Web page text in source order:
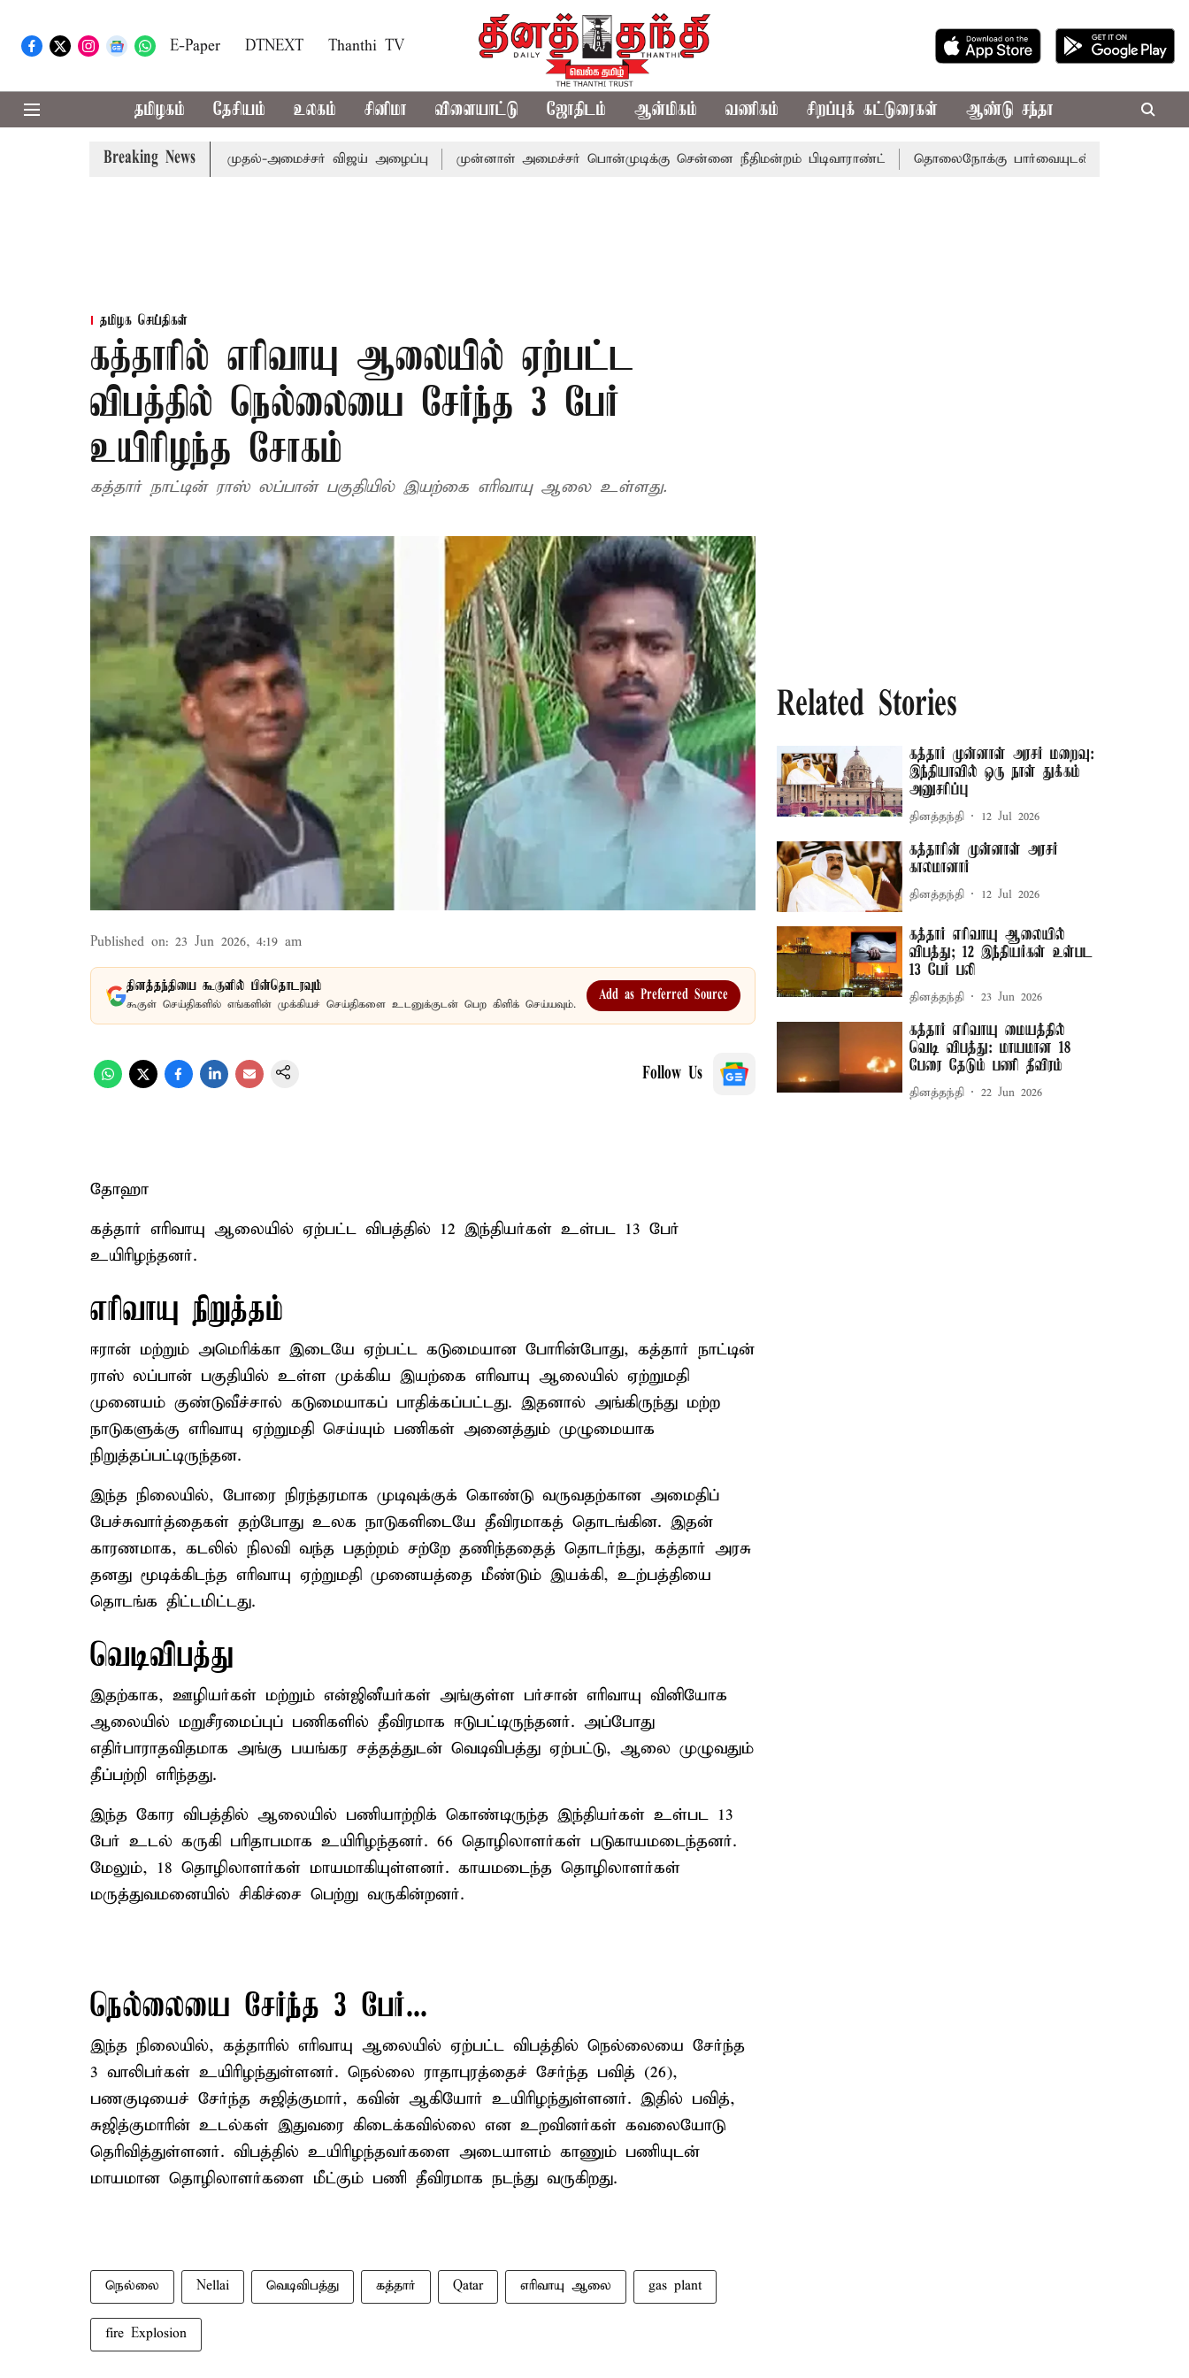
E-Paper DTNEXT Thanthi TV
தமிழகம் தேசியம் உலகம் சினிமா விளையாட்டு ஜோதிடம் ஆன்மிகம் வணிகம் சிறப்புக் கட்டுரைகள் ஆண்டு சந்தா
Breaking News
எம்.பி.க்கள் கூட்டத்துக்கு முதல்-அமைச்சர் விஜய் அழைப்பு முன்னாள் அமைச்சர் பொன்முடிக்கு சென்னை நீதிமன்றம் பிடிவாராண்ட் தொலைநோக்கு பார்வையுடன் கூடிய வேளாண்
தமிழக செய்திகள்
கத்தாரில் எரிவாயு ஆலையில் ஏற்பட்ட
விபத்தில் நெல்லையை சேர்ந்த 3 பேர்
உயிரிழந்த சோகம்
கத்தார் நாட்டின் ராஸ் லப்பான் பகுதியில் இயற்கை எரிவாயு ஆலை உள்ளது.
Published on: 23 Jun 2026, 4:19 am
தினத்தந்தியை கூகுளில் பின்தொடரவும்
கூகுள் செய்திகளில் எங்களின் முக்கியச் செய்திகளை உடனுக்குடன் பெற கிளிக் செய்யவும்.
Add as Preferred Source
Follow Us
தோஹா
கத்தார் எரிவாயு ஆலையில் ஏற்பட்ட விபத்தில் 12 இந்தியர்கள் உள்பட 13 பேர்
உயிரிழந்தனர்.
எரிவாயு நிறுத்தம்
ஈரான் மற்றும் அமெரிக்கா இடையே ஏற்பட்ட கடுமையான போரின்போது, கத்தார் நாட்டின்
ராஸ் லப்பான் பகுதியில் உள்ள முக்கிய இயற்கை எரிவாயு ஆலையில் ஏற்றுமதி
முனையம் குண்டுவீச்சால் கடுமையாகப் பாதிக்கப்பட்டது. இதனால் அங்கிருந்து மற்ற
நாடுகளுக்கு எரிவாயு ஏற்றுமதி செய்யும் பணிகள் அனைத்தும் முழுமையாக
நிறுத்தப்பட்டிருந்தன.
இந்த நிலையில், போரை நிரந்தரமாக முடிவுக்குக் கொண்டு வருவதற்கான அமைதிப்
பேச்சுவார்த்தைகள் தற்போது உலக நாடுகளிடையே தீவிரமாகத் தொடங்கின. இதன்
காரணமாக, கடலில் நிலவி வந்த பதற்றம் சற்றே தணிந்ததைத் தொடர்ந்து, கத்தார் அரசு
தனது மூடிக்கிடந்த எரிவாயு ஏற்றுமதி முனையத்தை மீண்டும் இயக்கி, உற்பத்தியை
தொடங்க திட்டமிட்டது.
வெடிவிபத்து
இதற்காக, ஊழியர்கள் மற்றும் என்ஜினீயர்கள் அங்குள்ள பர்சான் எரிவாயு வினியோக
ஆலையில் மறுசீரமைப்புப் பணிகளில் தீவிரமாக ஈடுபட்டிருந்தனர். அப்போது
எதிர்பாராதவிதமாக அங்கு பயங்கர சத்தத்துடன் வெடிவிபத்து ஏற்பட்டு, ஆலை முழுவதும்
தீப்பற்றி எரிந்தது.
இந்த கோர விபத்தில் ஆலையில் பணியாற்றிக் கொண்டிருந்த இந்தியர்கள் உள்பட 13
பேர் உடல் கருகி பரிதாபமாக உயிரிழந்தனர். 66 தொழிலாளர்கள் படுகாயமடைந்தனர்.
மேலும், 18 தொழிலாளர்கள் மாயமாகியுள்ளனர். காயமடைந்த தொழிலாளர்கள்
மருத்துவமனையில் சிகிச்சை பெற்று வருகின்றனர்.
நெல்லையை சேர்ந்த 3 பேர்...
இந்த நிலையில், கத்தாரில் எரிவாயு ஆலையில் ஏற்பட்ட விபத்தில் நெல்லையை சேர்ந்த
3 வாலிபர்கள் உயிரிழந்துள்ளனர். நெல்லை ராதாபுரத்தைச் சேர்ந்த பவித் (26),
பணகுடியைச் சேர்ந்த சுஜித்குமார், கவின் ஆகியோர் உயிரிழந்துள்ளனர். இதில் பவித்,
சுஜித்குமாரின் உடல்கள் இதுவரை கிடைக்கவில்லை என உறவினர்கள் கவலையோடு
தெரிவித்துள்ளனர். விபத்தில் உயிரிழந்தவர்களை அடையாளம் காணும் பணியுடன்
மாயமான தொழிலாளர்களை மீட்கும் பணி தீவிரமாக நடந்து வருகிறது.
நெல்லை Nellai வெடிவிபத்து கத்தார் Qatar எரிவாயு ஆலை gas plant
fire Explosion
Related Stories
கத்தார் முன்னாள் அரசர் மறைவு:
இந்தியாவில் ஒரு நாள் துக்கம்
அனுசரிப்பு
தினத்தந்தி 12 Jul 2026
கத்தாரின் முன்னாள் அரசர்
காலமானார்
தினத்தந்தி 12 Jul 2026
கத்தார் எரிவாயு ஆலையில்
விபத்து; 12 இந்தியர்கள் உள்பட
13 பேர் பலி
தினத்தந்தி 23 Jun 2026
கத்தார் எரிவாயு மையத்தில்
வெடி விபத்து: மாயமான 18
பேரை தேடும் பணி தீவிரம்
தினத்தந்தி 22 Jun 2026